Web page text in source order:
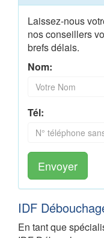
Laissez-nous
nos conseillers
brefs délais.
Nom:
Tél:
Envoyer
IDF
En tant que